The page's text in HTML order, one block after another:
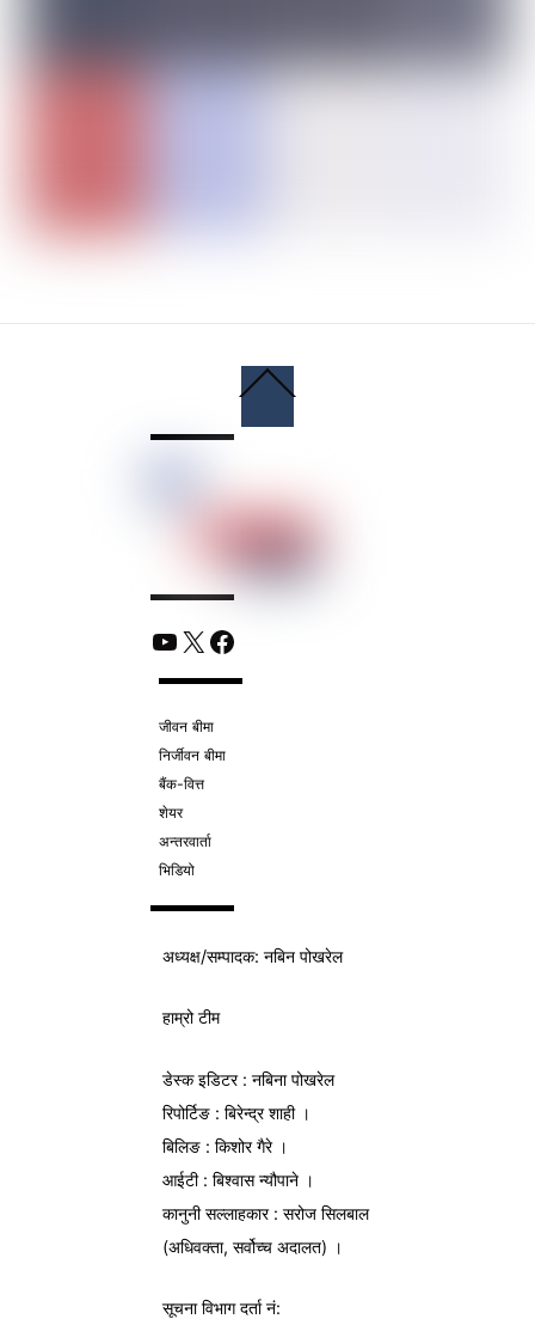
To
YouTube
X Facebook
जीवन बीमा
निर्जीवन बीमा
बैंक-वित्त
शेयर
अन्तरवार्ता
भिडियो
अध्यक्ष/सम्पादक: नबिन पोखरेल
हाम्रो टीम
डेस्क इडिटर : नबिना पोखरेल
रिपोर्टिङ : बिरेन्द्र शाही ।
बिलिङ : किशोर गैरे ।
आईटी : बिश्वास न्यौपाने ।
कानुनी सल्लाहकार : सरोज सिलबाल
(अधिवक्ता, सर्वोच्च अदालत) ।
सूचना विभागदर्ता नं: